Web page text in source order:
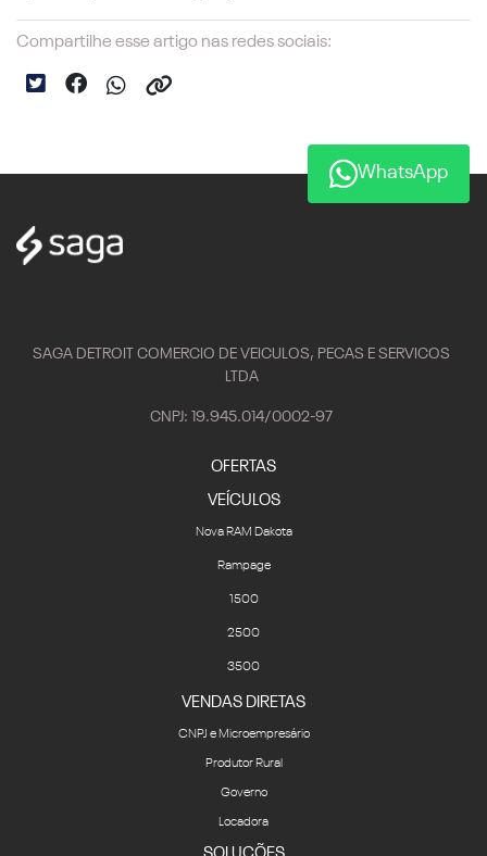
Compartilhe esse artigo nas redes sociais:
SAGA DETROIT COMERCIO DE VEICULOS, PECAS E SERVICOS
LTDA
CNPJ: 19.945.014/0002-97
OFERTAS
VEÍCULOS
Nova RAM Dakota
Rampage
1500
2500
3500
VENDAS DIRETAS
CNPJ e Microempresário
Produtor Rural
Governo
Locadora
WhatsApp